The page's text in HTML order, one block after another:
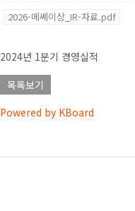
2026-메쎄이상_IR-자료.pdf
2024년 1분기 경영실적
목록보기
Powered by KBoard